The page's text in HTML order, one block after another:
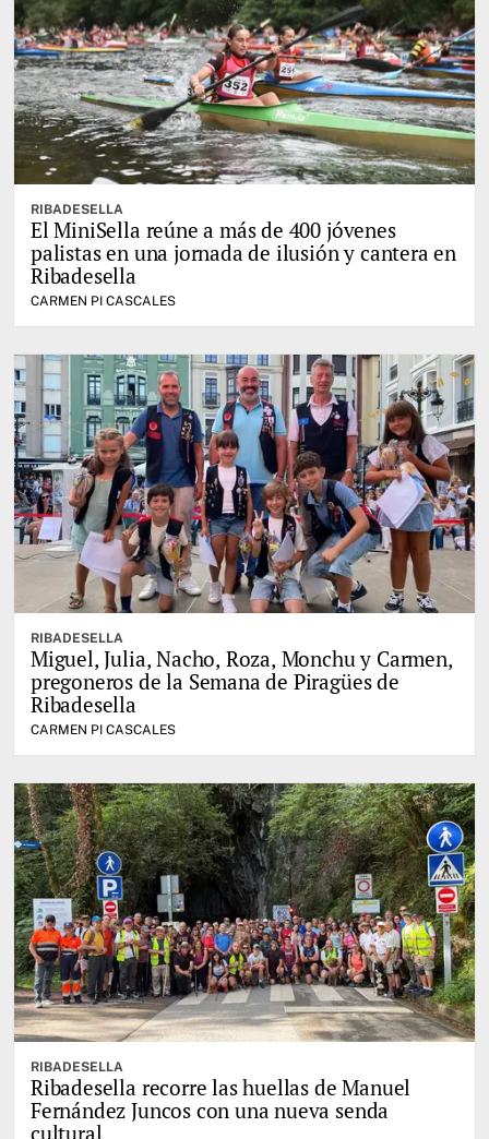
RIBADESELLA
El MiniSella reúne a más de 400 jóvenes
palistas en una jornada de ilusión y cantera en
Ribadesella
CARMEN PI CASCALES
RIBADESELLA
Miguel, Julia, Nacho, Roza, Monchu y Carmen,
pregoneros de la Semana de Piragües de
Ribadesella
CARMEN PI CASCALES
RIBADESELLA
Ribadesella recorre las huellas de Manuel
Fernández Juncos con una nueva senda
cultural